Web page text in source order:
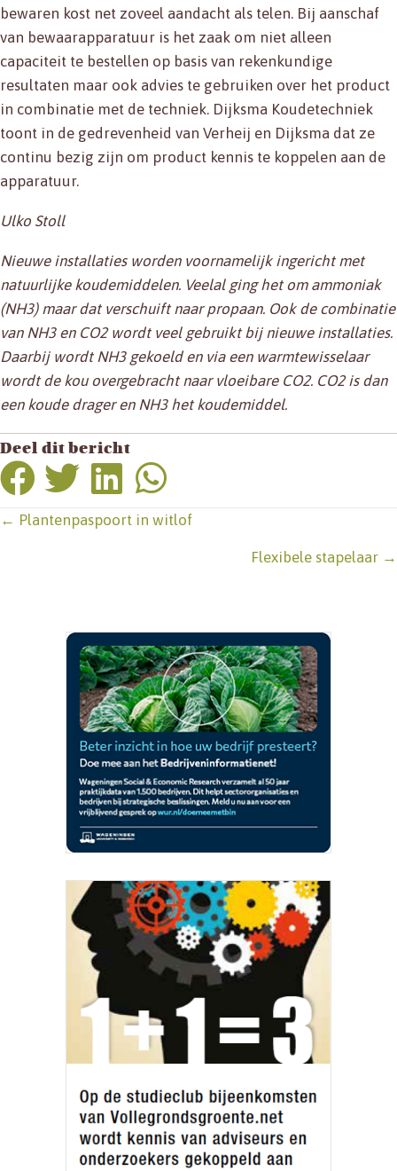
bewaren kost net zoveel aandacht als telen. Bij aanschaf
van bewaarapparatuur is het zaak om niet alleen
capaciteit te bestellen op basis van rekenkundige
resultaten maar ook advies te gebruiken over het product
in combinatie met de techniek. Dijksma Koudetechniek
toont in de gedrevenheid van Verheij en Dijksma dat ze
continu bezig zijn om product kennis te koppelen aan de
apparatuur.
Ulko Stoll
Nieuwe installaties worden voornamelijk ingericht met
natuurlijke koudemiddelen. Veelal ging het om ammoniak
(NH3) maar dat verschuift naar propaan. Ook de combinatie
van NH3 en CO2 wordt veel gebruikt bij nieuwe installaties.
Daarbij wordt NH3 gekoeld en via een warmtewisselaar
wordt de kou overgebracht naar vloeibare CO2. CO2 is dan
een koude drager en NH3 het koudemiddel.
Deel dit bericht
Posts
← Plantenpaspoort in witlof
Flexibele stapelaar →